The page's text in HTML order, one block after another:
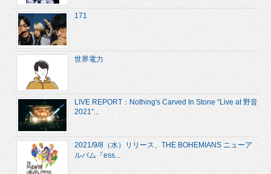
171
世界電力
LIVE REPORT：Nothing's Carved In Stone “Live at 野音
2021”...
2021/9/8（水）リリース、THE BOHEMIANS ニューア
ルバム『ess...